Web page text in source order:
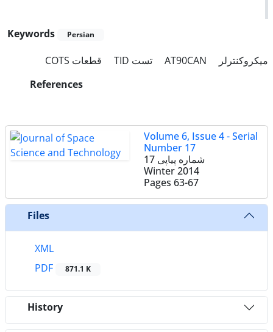
Keywords Persian
میکروکنترلر AT90CAN تست TID
قطعات COTS
References
Volume 6, Issue 4 - Serial
Number 17
شماره پیاپی 17
Winter 2014
Pages 63-67
Files
XML
PDF
871.1 K
History